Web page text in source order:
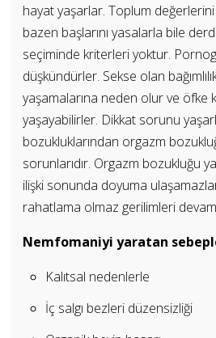
hayat yaşarlar. Toplum
bazen başlarını yasalarla bile
seçiminde kriterleri yoktur.
düşkündürler. Sekse olan
yaşamalarına neden olur ve
yaşayabilirler. Dikkat sorunu
bozukluklarından orgazm
sorunlarıdır. Orgazm bozukluğu
ilişki sonunda doyuma
rahatlama olmaz gerilimleri
Nemfomaniyi yaratan
Kalıtsal nedenlerle
İç salgı bezleri düzensizliği